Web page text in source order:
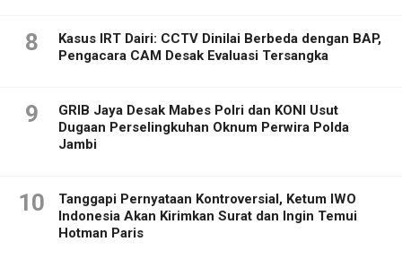
8
Kasus IRT Dairi: CCTV Dinilai Berbeda dengan BAP,
Pengacara CAM Desak Evaluasi Tersangka
9
GRIB Jaya Desak Mabes Polri dan KONI Usut
Dugaan Perselingkuhan Oknum Perwira Polda
Jambi
10
Tanggapi Pernyataan Kontroversial, Ketum IWO
Indonesia Akan Kirimkan Surat dan Ingin Temui
Hotman Paris